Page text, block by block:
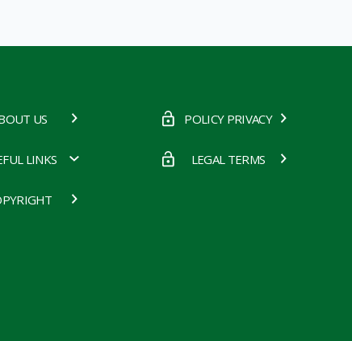
US POLICY PRIVACY
LINKS LEGAL TERMS